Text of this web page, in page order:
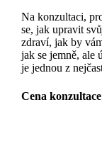
Na konzultaci,
se, jak upravit
zdraví, jak by
jak se jemně, ale
je jednou z
Cena